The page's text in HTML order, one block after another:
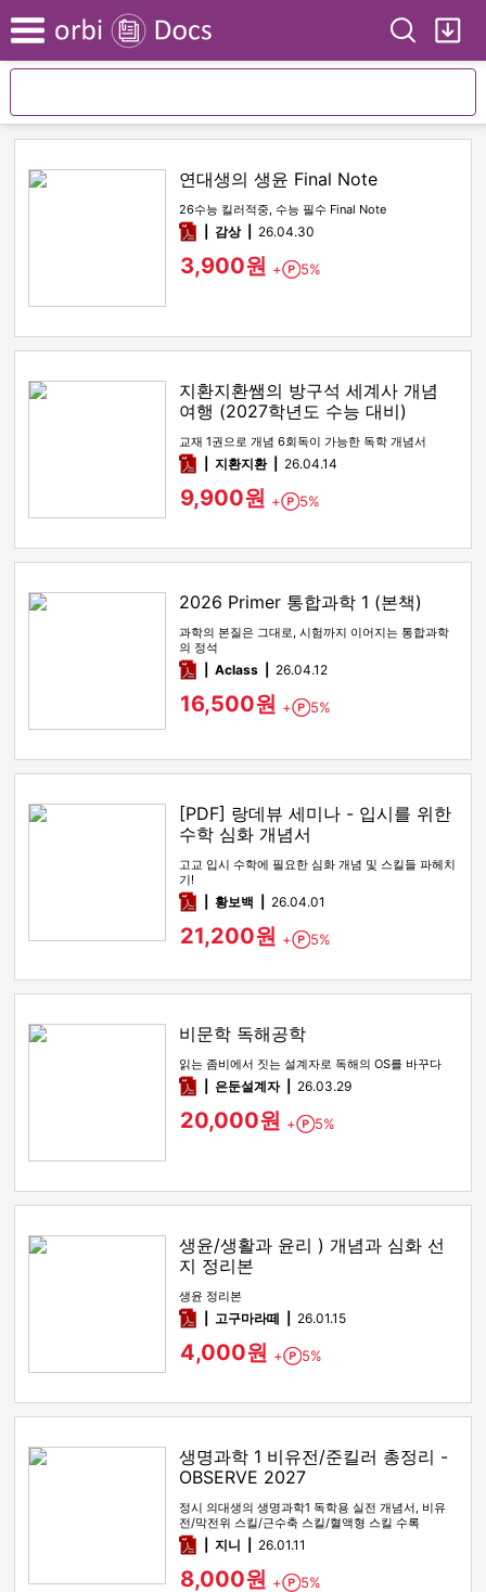
Menu Search
연대생의 생윤 Final Note
26수능 킬러적중, 수능 필수 Final Note
pdf감상​ 26.04.30
3,900원 + Point
5%
지환지환쌤의 방구석 세계사 개념
여행 (2027학년도 수능 대비)
교재 1권으로 개념 6회독이 가능한 독학 개념서
pdf지환지환 26.04.14
9,900원 + Point
5%
2026 Primer 통합과학 1 (본책)
과학의 본질은 그대로, 시험까지 이어지는 통합과학
의 정석
pdfAclass 26.04.12
16,500원 + Point
5%
[PDF] 랑데뷰 세미나 - 입시를 위한
수학 심화 개념서
고교 입시 수학에 필요한 심화 개념 및 스킬들 파헤치
기!
pdf황보백 26.04.01
21,200원 + Point
5%
비문학 독해공학
읽는 좀비에서 짓는 설계자로 독해의 OS를 바꾸다
pdf은둔설계자 26.03.29
20,000원 + Point
5%
생윤/생활과 윤리 ) 개념과 심화 선
지 정리본
생윤 정리본
pdf고구마라떼 26.01.15
4,000원 + Point
5%
생명과학 1 비유전/준킬러 총정리 -
OBSERVE 2027
정시 의대생의 생명과학1 독학용 실전 개념서, 비유
전/막전위 스킬/근수축 스킬/혈액형 스킬 수록
pdf지니 26.01.11
8,000원 + Point
5%